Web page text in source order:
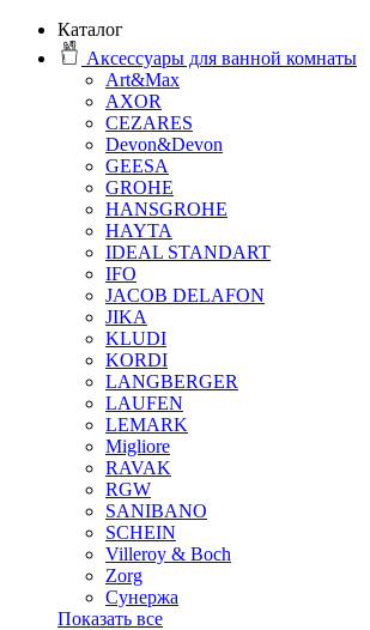
Каталог
Аксессуары для ванной комнаты
Art&Max
AXOR
CEZARES
Devon&Devon
GEESA
GROHE
HANSGROHE
HAYTA
IDEAL STANDART
IFO
JACOB DELAFON
JIKA
KLUDI
KORDI
LANGBERGER
LAUFEN
LEMARK
Migliore
RAVAK
RGW
SANIBANO
SCHEIN
Villeroy & Boch
Zorg
Сунержа
Показать все